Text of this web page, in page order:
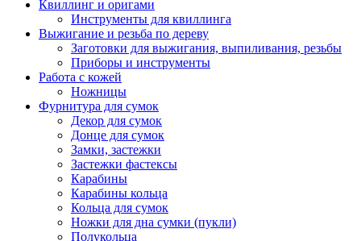
Квиллинг и оригами
Инструменты для квиллинга
Выжигание и резьба по дереву
Заготовки для выжигания, выпиливания, резьбы
Приборы и инструменты
Работа с кожей
Ножницы
Фурнитура для сумок
Декор для сумок
Донце для сумок
Замки, застежки
Застежки фастексы
Карабины
Карабины кольца
Кольца для сумок
Ножки для дна сумки (пукли)
Полукольца